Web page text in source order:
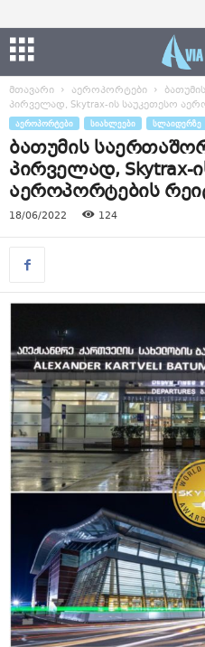
მთავარი აეროპორტები
პირველად, Skytrax-ის საუკეთესო
ᲐᲔᲠᲝᲞᲝᲠᲢᲔᲑᲘ ᲡᲘᲐᲮᲚᲔᲔᲑᲘ ᲡᲚᲐᲘᲓᲔᲠᲖᲔ
ბათუმის
პირველად, Skytrax-
აეროპორტების
18/06/2022 124